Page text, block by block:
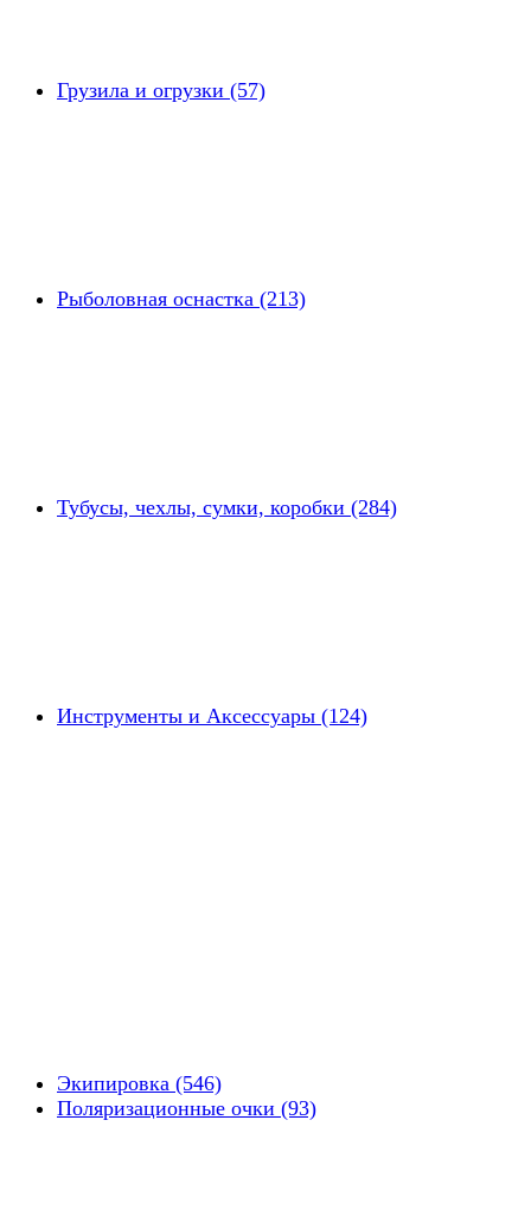
Грузила и огрузки (57)
Рыболовная оснастка (213)
Тубусы, чехлы, сумки, коробки (284)
Инструменты и Аксессуары (124)
Экипировка (546)
Поляризационные очки (93)